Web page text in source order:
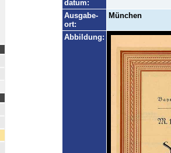
datum:
Ausgabe-
ort:
München
Abbildung: